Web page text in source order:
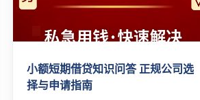
小额短期借贷知识问答 正规公司选
择与申请指南